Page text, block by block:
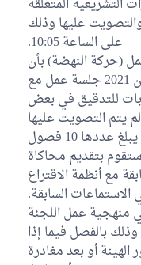
التشريعية المتعلقة
والتصويت عليها وذلك
على الساعة 10:05.
(حركة النهضة) بأن
اللجنة ستعقد يوم الخميس 10 جوان 2021 جلسة عمل مع
للتدقيق في بعض
يتم التصويت عليها
في انتظار استشارة الهيئة والتي يبلغ عددها 10 فصول
بتقديم محاكاة
مع أنظمة الاقتراع
السابقة.
منهجية عمل اللجنة
بالفصل فيما إذا
أو بعد مغادرة
Bloc
Lotfi Ayadi
Bloc
Samir
Bloc
Jamila
Bloc
Bloc
Samira
Bloc